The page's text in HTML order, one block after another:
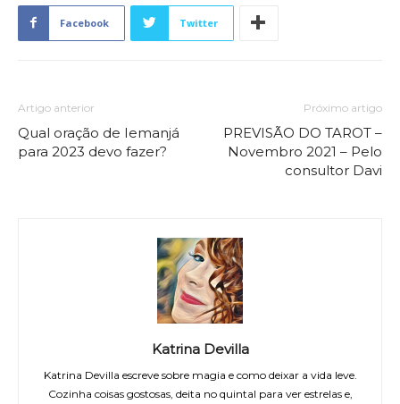
Facebook Twitter
Artigo anterior
Qual oração de Iemanjá
para 2023 devo fazer?
Próximo artigo
PREVISÃO DO TAROT –
Novembro 2021 – Pelo
consultor Davi
Katrina Devilla
Katrina Devilla escreve sobre magia e como deixar a vida leve.
Cozinha coisas gostosas, deita no quintal para ver estrelas e,